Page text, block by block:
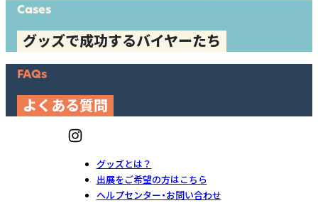
Cases
グッズで成功するバイヤーたち
FAQs
よくある質問
グッズとは？
出展をご希望の方はこちら
ヘルプセンター・お問い合わせ